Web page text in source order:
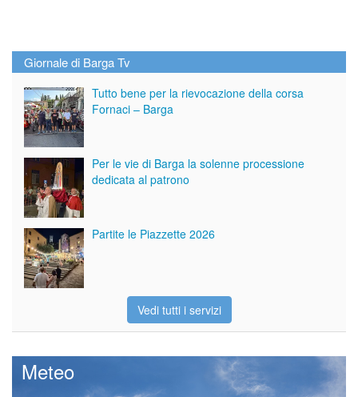
Giornale di Barga Tv
Tutto bene per la rievocazione della corsa
Fornaci – Barga
Per le vie di Barga la solenne processione
dedicata al patrono
Partite le Piazzette 2026
Vedi tutti i servizi
Meteo